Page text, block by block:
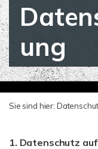
ung
Sie sind hier:
1. Datenschutz